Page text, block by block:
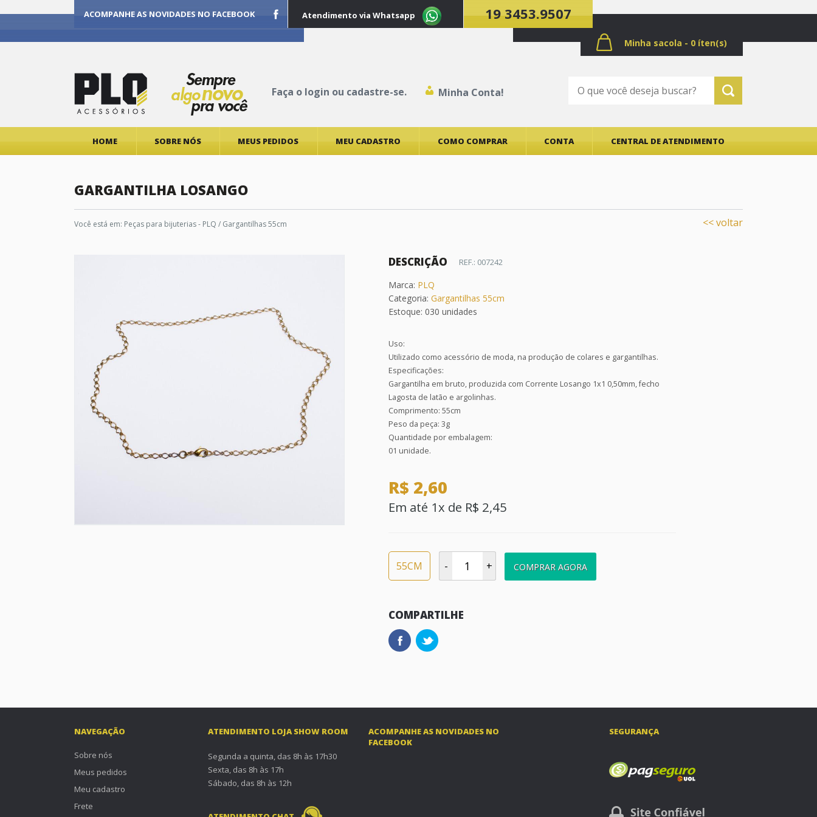
ACOMPANHE AS NOVIDADES NO FACEBOOK Atendimento via Whatsapp 19 3453.9507
Minha sacola - 0 íten(s)
Faça o login ou cadastre-se. Minha Conta!
HOME SOBRE NÓS MEUS PEDIDOS MEU CADASTRO COMO COMPRAR CONTA CENTRAL DE ATENDIMENTO
GARGANTILHA LOSANGO
Você está em: Peças para bijuterias - PLQ / Gargantilhas 55cm << voltar
DESCRIÇÃO REF.: 007242
Marca: PLQ
Categoria: Gargantilhas 55cm
Estoque: 030 unidades
Uso:
Utilizado como acessório de moda, na produção de colares e gargantilhas.
Especificações:
Gargantilha em bruto, produzida com Corrente Losango 1x1 0,50mm, fecho
Lagosta de latão e argolinhas.
Comprimento: 55cm
Peso da peça: 3g
Quantidade por embalagem:
01 unidade.
R$ 2,60
Em até 1x de R$ 2,45
55CM - + COMPRAR AGORA
COMPARTILHE
NAVEGAÇÃO
Sobre nós
Meus pedidos
Meu cadastro
Frete
ATENDIMENTO LOJA SHOW ROOM
Segunda a quinta, das 8h às 17h30
Sexta, das 8h às 17h
Sábado, das 8h às 12h
ACOMPANHE AS NOVIDADES NO
FACEBOOK
SEGURANÇA